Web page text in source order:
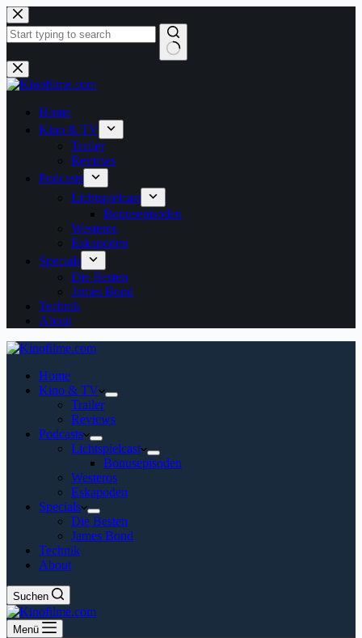
Zum
Inhalt
springen
Keine
Ergebnisse
Home
Kino & TV
Trailer
Reviews
Podcasts
Lichtspielcast
Bonusepisoden
Westeros
Eskapoden
Specials
Die Besten
James Bond
Technik
About
Home
Kino & TV
Trailer
Reviews
Podcasts
Lichtspielcast
Bonusepisoden
Westeros
Eskapoden
Specials
Die Besten
James Bond
Technik
About
Suchen
Menü